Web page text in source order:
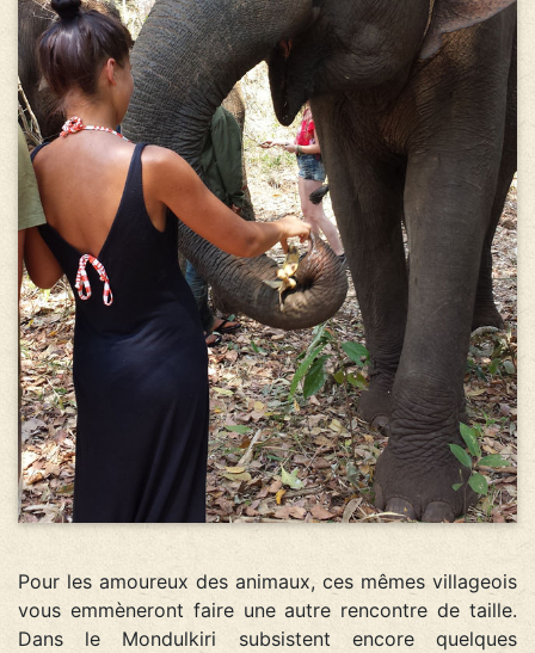
Pour les amoureux des animaux, ces mêmes villageois
vous emmèneront faire une autre rencontre de taille.
Dans le Mondulkiri subsistent encore quelques